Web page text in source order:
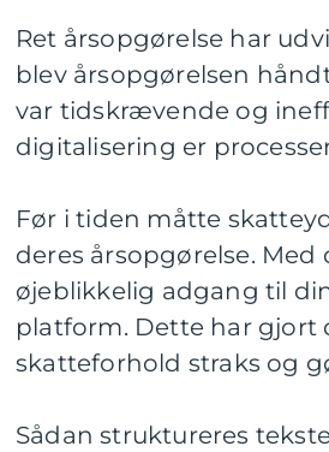
Ret årsopgørelse har
blev årsopgørelsen
var tidskrævende og
digitalisering er
Før i tiden måtte
deres årsopgørelse.
øjeblikkelig adgang til
platform. Dette har gjort
skatteforhold straks og
Sådan struktureres